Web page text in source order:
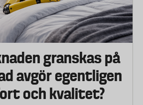
granskas på
avgör egentligen
och kvalitet?